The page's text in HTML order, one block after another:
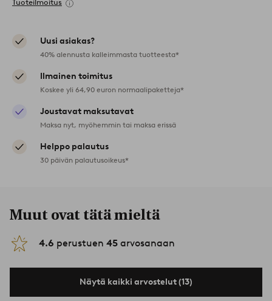
Tuoteilmoitus
Uusi asiakas?
40% alennusta kalleimmasta tuotteesta*
Ilmainen toimitus
Koskee yli 64,90 euron normaalipaketteja*
Joustavat maksutavat
Maksa nyt, myöhemmin tai maksa erissä
Helppo palautus
30 päivän palautusoikeus*
Muut ovat tätä mieltä
4.6 perustuen 45 arvosanaan
Näytä kaikki arvostelut (13)